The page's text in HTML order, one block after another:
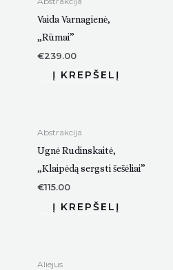
Vaida Varnagienė,
„Rūmai”
€239.00
Abstrakcija
Ugnė Rudinskaitė,
„Klaipėdą sergsti šešėliai”
€115.00
Aliejus